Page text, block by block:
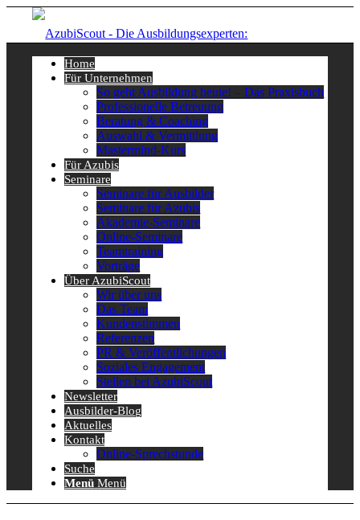
Home
Für Unternehmen
So geht Ausbildung heute! – Das Praxisbuch
Professionelle Betreuung
Beratung & Coaching
Auswahl & Vermittlung
Mastermind-Kurs
Für Azubis
Seminare
Seminare für Ausbilder
Seminare für Azubis
Akademie-Seminare
Online-Seminare
Teamtraining
Vorträge
Über AzubiScout
Wir über uns
Das Team
Kundenstimmen
Referenzen
PR & Veröffentlichungen
Soziales Engagement
Stellen bei AzubiScout
Newsletter
Ausbilder-Blog
Aktuelles
Kontakt
Online-Sprechstunde
Suche
Menü Menü